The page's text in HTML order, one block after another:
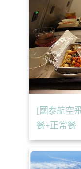
[國泰航空
餐+正常餐